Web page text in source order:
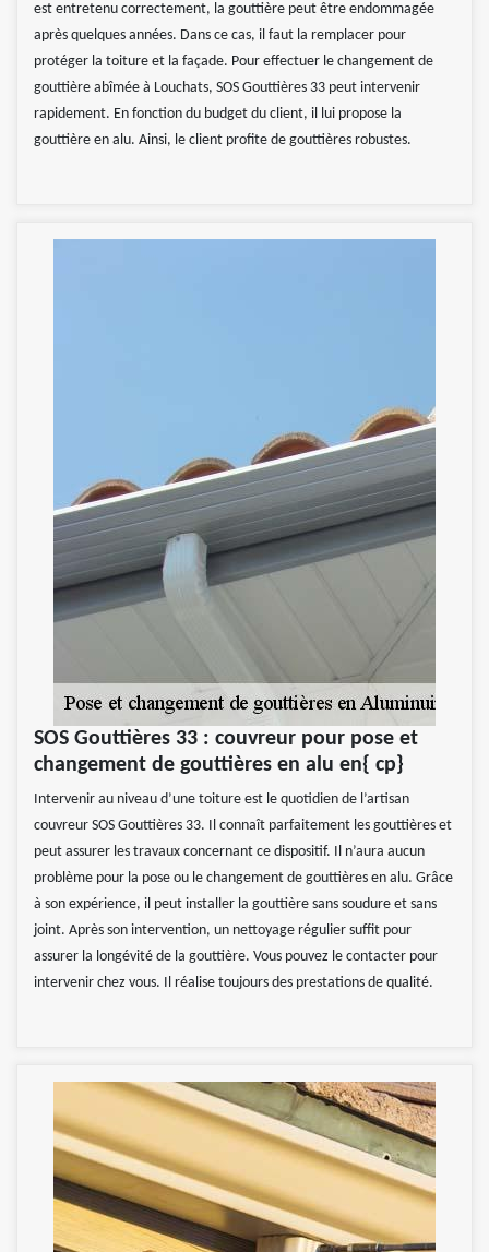
est entretenu correctement, la gouttière peut être endommagée
après quelques années. Dans ce cas, il faut la remplacer pour
protéger la toiture et la façade. Pour effectuer le changement de
gouttière abîmée à Louchats, SOS Gouttières 33 peut intervenir
rapidement. En fonction du budget du client, il lui propose la
gouttière en alu. Ainsi, le client profite de gouttières robustes.
SOS Gouttières 33 : couvreur pour pose et
changement de gouttières en alu en{ cp}
Intervenir au niveau d’une toiture est le quotidien de l’artisan
couvreur SOS Gouttières 33. Il connaît parfaitement les gouttières et
peut assurer les travaux concernant ce dispositif. Il n’aura aucun
problème pour la pose ou le changement de gouttières en alu. Grâce
à son expérience, il peut installer la gouttière sans soudure et sans
joint. Après son intervention, un nettoyage régulier suffit pour
assurer la longévité de la gouttière. Vous pouvez le contacter pour
intervenir chez vous. Il réalise toujours des prestations de qualité.